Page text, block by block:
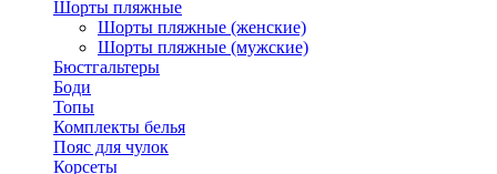
Шорты пляжные
Шорты пляжные (женские)
Шорты пляжные (мужские)
Бюстгальтеры
Боди
Топы
Комплекты белья
Пояс для чулок
Корсеты